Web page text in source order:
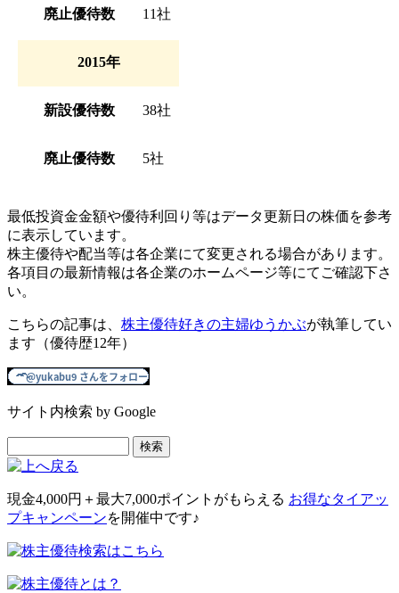
廃止優待数 11社
2015年
新設優待数 38社
廃止優待数 5社
最低投資金金額や優待利回り等はデータ更新日の株価を参考
に表示しています。
株主優待や配当等は各企業にて変更される場合があります。
各項目の最新情報は各企業のホームページ等にてご確認下さ
い。
こちらの記事は、 株主優待好きの主婦ゆうかぶが執筆してい
ます（優待歴12年）
サイト内検索 by Google
現金4,000円＋最大7,000ポイント がもらえる お得なタイアッ
プキャンペーンを開催中です♪